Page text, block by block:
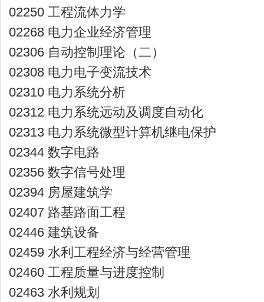
02250 工程流体力学
02268 电力企业经济管理
02306 自动控制理论（二）
02308 电力电子变流技术
02310 电力系统分析
02312 电力系统远动及调度自动化
02313 电力系统微型计算机继电保护
02344 数字电路
02356 数字信号处理
02394 房屋建筑学
02407 路基路面工程
02446 建筑设备
02459 水利工程经济与经营管理
02460 工程质量与进度控制
02463 水利规划